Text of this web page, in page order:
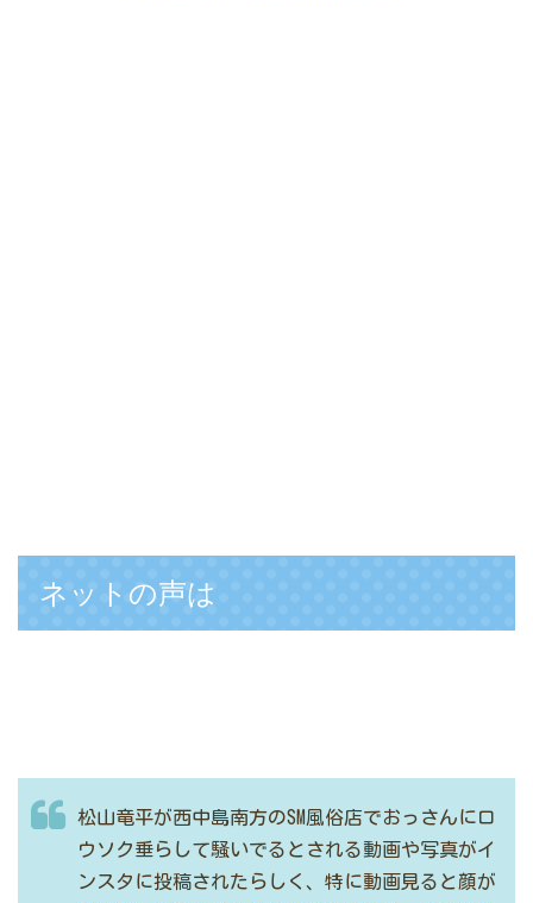
ネットの声は
松山竜平が西中島南方のSM風俗店でおっさんにロ
ウソク垂らして騒いでるとされる動画や写真がイ
ンスタに投稿されたらしく、特に動画見ると顔が